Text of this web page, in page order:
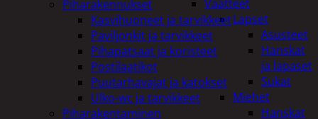
Vaatteet
Lapset
Asusteet
Hanskat
ja lapaset
Sukat
Miehet
Hanskat
Piharakennukset
Kasvihuoneet ja tarvikkeet
Paviljonkit ja tarvikkeet
Pihapatsaat ja koristeet
Postilaatikot
Puutarhavajat ja katokset
Ulko-wc ja tarvikkeet
Piharakentaminen